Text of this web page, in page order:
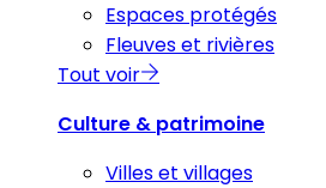
Espaces protégés
Fleuves et rivières
Tout voir
Culture & patrimoine
Villes et villages